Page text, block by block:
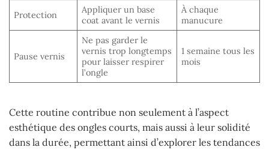
Protection
Appliquer un base
coat avant le vernis
À chaque
manucure
Pause vernis
Ne pas garder le
vernis trop longtemps
pour laisser respirer
l’ongle
1 semaine tous les
mois
Cette routine contribue non seulement à l’aspect
esthétique des ongles courts, mais aussi à leur solidité
dans la durée, permettant ainsi d’explorer les tendances